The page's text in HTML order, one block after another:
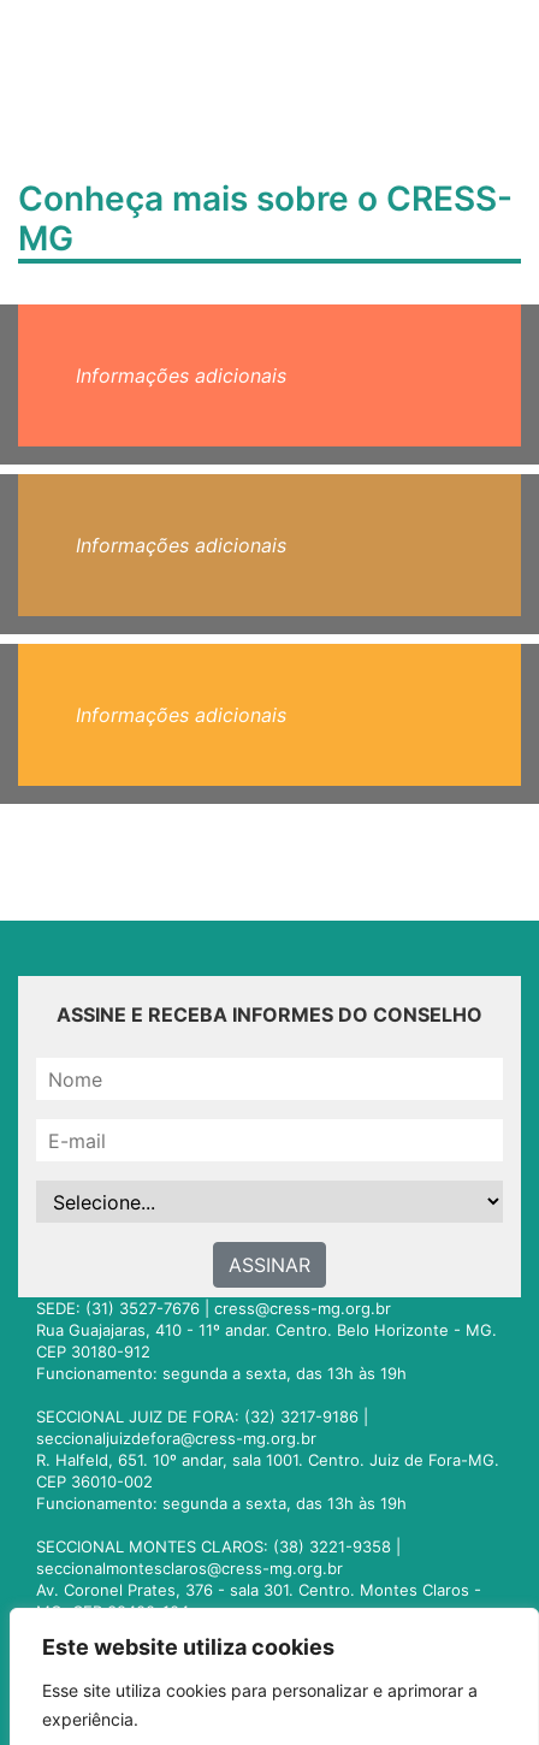
Este website utiliza cookies
Esse site utiliza cookies para personalizar e aprimorar a
experiência.
Conheça mais sobre o CRESS-
MG
Informações adicionais
Informações adicionais
Informações adicionais
ASSINE E RECEBA INFORMES DO CONSELHO
ASSINAR
SEDE: (31) 3527-7676 | cress@cress-mg.org.br
Rua Guajajaras, 410 - 11º andar. Centro. Belo Horizonte - MG.
CEP 30180-912
Funcionamento: segunda a sexta, das 13h às 19h
SECCIONAL JUIZ DE FORA: (32) 3217-9186 |
seccionaljuizdefora@cress-mg.org.br
R. Halfeld, 651. 10º andar, sala 1001. Centro. Juiz de Fora-MG.
CEP 36010-002
Funcionamento: segunda a sexta, das 13h às 19h
SECCIONAL MONTES CLAROS: (38) 3221-9358 |
seccionalmontesclaros@cress-mg.org.br
Av. Coronel Prates, 376 - sala 301. Centro. Montes Claros -
MG. CEP 39400-104
seccionaluberlandia@cress-mg.org.br
Av. Afonso Pena, 547 - sala 101. Uberlândia - MG. CEP